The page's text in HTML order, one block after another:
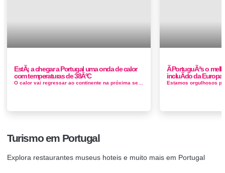
EstÃ¡ a chegar a Portugal uma onda de calor
com temperaturas de 38ÂºC
Ã PortuguÃªs o
incluÃ­do da Europa
Turismo em Portugal
Explora restaurantes museus hoteis e muito mais em Portugal